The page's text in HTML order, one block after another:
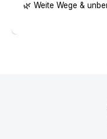
🌿 Weite Wege &